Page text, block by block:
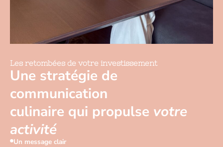
Les retombées de votre investissement
Une stratégie de
communication
culinaire qui propulse votre
activité
Un message clair